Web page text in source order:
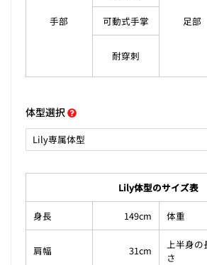
手部 足部
可動式手掌
耐穿刺
体型選択
Lily体型のサイズ表
身長 149cm 体重
肩幅 31cm
上半身の
さ